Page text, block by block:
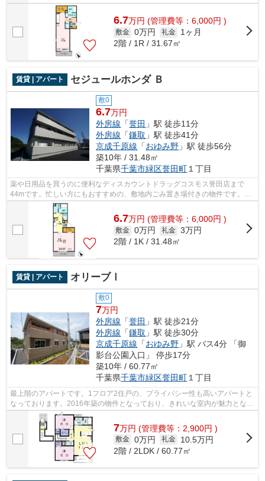
6.7万円 (管理費等：6,000円 )
敷金 0万円 礼金
1ヶ月
2階 / 1R / 31.67㎡
賃貸 | アパート セジュールホンダ Ｂ
敷0
6.7万円
外房線 「誉田 」駅 徒歩11分
外房線 「鎌取 」駅 徒歩41分
京成千原線 「おゆみ野 」駅 徒歩56分
築10年 / 31.48㎡
千葉県千葉市緑区誉田町 １丁目
薬や日用品を買うのに便利なディスカウントドラッグコスモス誉田店まで
44mです。忙しい方にもおすすめの、敷地内ごみ置き場付きの物件です。駅
近くに立地する物件で、徒歩11分程でアク...
6.7万円 (管理費等：6,000円 )
敷金 0万円 礼金 3万円
2階 / 1K / 31.48㎡
賃貸 | アパート オリーブⅠ
敷0
7万円
外房線 「誉田 」駅 徒歩21分
外房線 「鎌取 」駅 徒歩30分
京成千原線 「おゆみ野 」駅 バス4分 「御
影台公園入口」 停歩17分
築10年 / 60.77㎡
千葉県千葉市緑区誉田町１丁目
最上階のアパートです。1フロア2住戸の、プライバシー性も高いアパートと
なっております。2016年築の物件となっており、きれいな室内が魅力となっ
ています。通信速度が速く時間も節約...
7万円 (管理費等：2,900円 )
敷金 0万円 礼金
10.5万円
2階 / 2LDK / 60.77㎡